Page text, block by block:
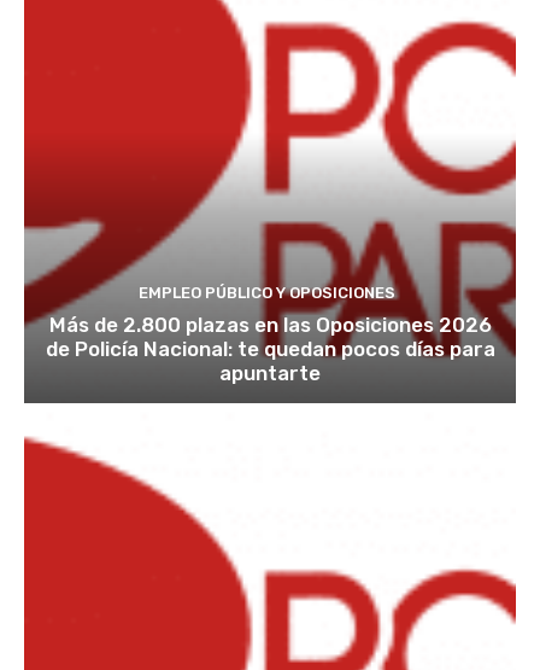
EMPLEO PÚBLICO Y OPOSICIONES
Más de 2.800 plazas en las Oposiciones 2026
de Policía Nacional: te quedan pocos días para
apuntarte